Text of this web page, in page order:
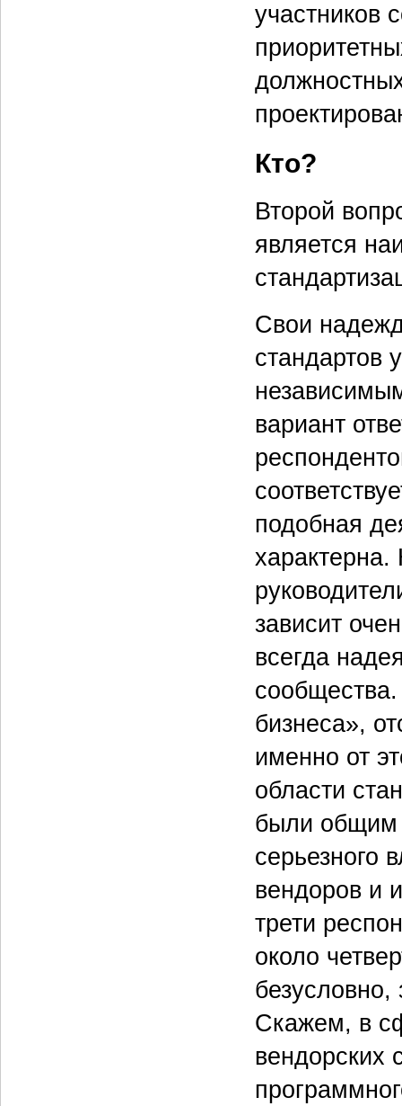
участников
Кто?
Второй
является
Свои
стандартов
вариант
подобная
зависит
всегда
бизнеса»,
именно от
области
были общим
серьезного
вендоров и
трети
около
безусловно,
Скажем, в
вендорских